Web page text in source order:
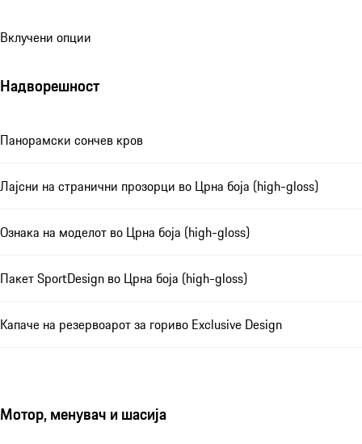
Вклучени опции
Надворешност
Панорамски сончев кров
Лајсни на странични прозорци во Црна боја (high-gloss)
Ознака на моделот во Црна боја (high-gloss)
Пакет SportDesign во Црна боја (high-gloss)
Капаче на резервоарот за гориво Exclusive Design
Мотор, менувач и шасија